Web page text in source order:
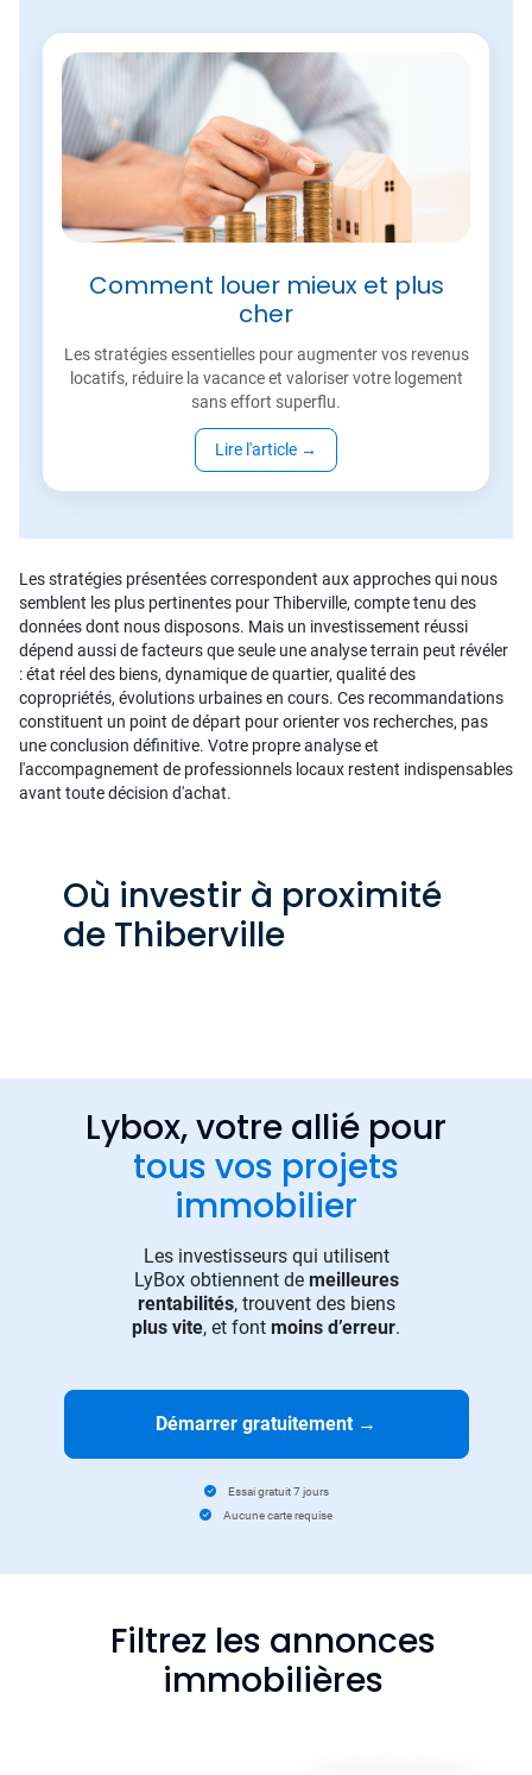
Comment louer mieux et plus
cher
Les stratégies essentielles pour augmenter vos revenus
locatifs, réduire la vacance et valoriser votre logement
sans effort superflu.
Lire l'article →
Les stratégies présentées correspondent aux approches qui nous
semblent les plus pertinentes pour Thiberville, compte tenu des
données dont nous disposons. Mais un investissement réussi
dépend aussi de facteurs que seule une analyse terrain peut révéler
: état réel des biens, dynamique de quartier, qualité des
copropriétés, évolutions urbaines en cours. Ces recommandations
constituent un point de départ pour orienter vos recherches, pas
une conclusion définitive. Votre propre analyse et
l'accompagnement de professionnels locaux restent indispensables
avant toute décision d'achat.
Où investir à proximité
de Thiberville
Lybox, votre allié pour
tous vos projets
immobilier
Les investisseurs qui utilisent
LyBox obtiennent de meilleures
rentabilités, trouvent des biens
plus vite, et font moins d’erreur.
Démarrer gratuitement →
Essai gratuit 7 jours
Aucune carte requise
Filtrez les annonces
immobilières